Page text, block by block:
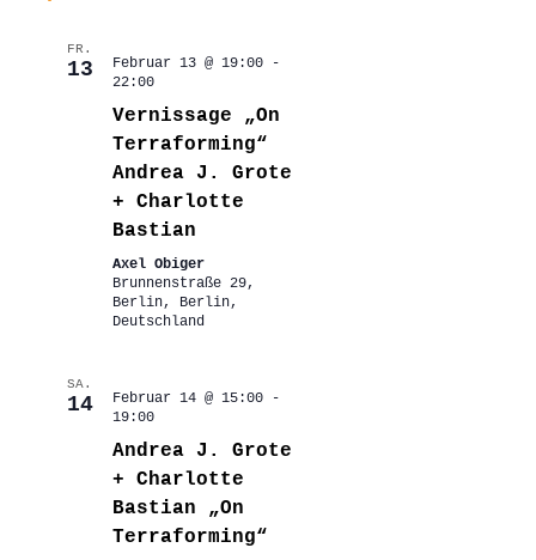
FR.
13 Februar 13 @ 19:00-
22:00
Vernissage „On
Terraforming“
Andrea J. Grote
+ Charlotte
Bastian
Axel Obiger
Brunnenstraße 29,
Berlin, Berlin,
Deutschland
SA.
14 Februar 14 @ 15:00-
19:00
Andrea J. Grote
+ Charlotte
Bastian „On
Terraforming“